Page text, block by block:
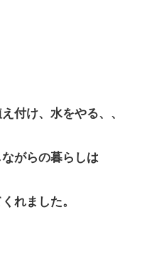
付け、水をやる、、
がらの暮らしは
れました。